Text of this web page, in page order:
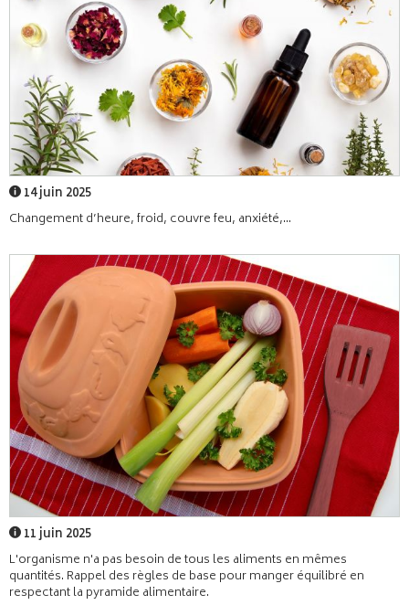
14 juin 2025
Changement d’heure, froid, couvre feu, anxiété,...
11 juin 2025
L'organisme n'a pas besoin de tous les aliments en mêmes
quantités. Rappel des règles de base pour manger équilibré en
respectant la pyramide alimentaire.